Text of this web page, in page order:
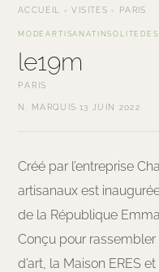
ACCUEIL ›VISITES › PARIS
MODEARTISANATINSOLITE
le19m
PARIS
N. MARQUIS· 13 JUIN 2022
Créé par l’entreprise
artisanaux est
de la République
Conçu pour rassembler
d’art, la Maison ERES